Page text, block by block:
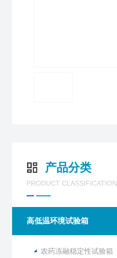
产品分类
PRODUCT CLASSIFICATION
高低温环境试验箱
农药冻融稳定性试验箱